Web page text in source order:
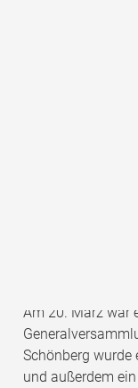
Am 20. März war
Schönberg
und außerdem